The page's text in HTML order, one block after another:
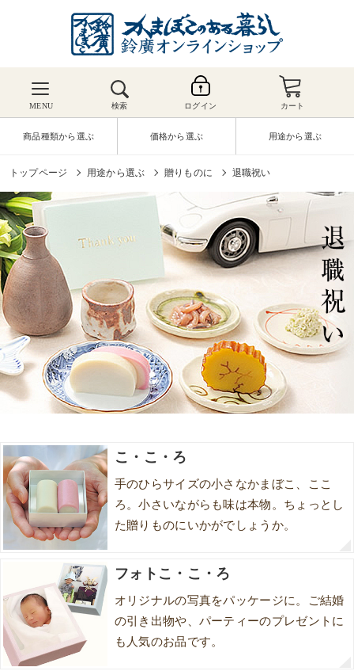
MENU 検索 ログイン カート
商品種類から選ぶ 価格から選ぶ 用途から選ぶ
トップページ 用途から選ぶ 贈りものに 退職祝い
こ・こ・ろ
手のひらサイズの小さなかまぼこ、ここ
ろ。小さいながらも味は本物。ちょっとし
た贈りものにいかがでしょうか。
フォトこ・こ・ろ
オリジナルの写真をパッケージに。ご結婚
の引き出物や、パーティーのプレゼントに
も人気のお品です。